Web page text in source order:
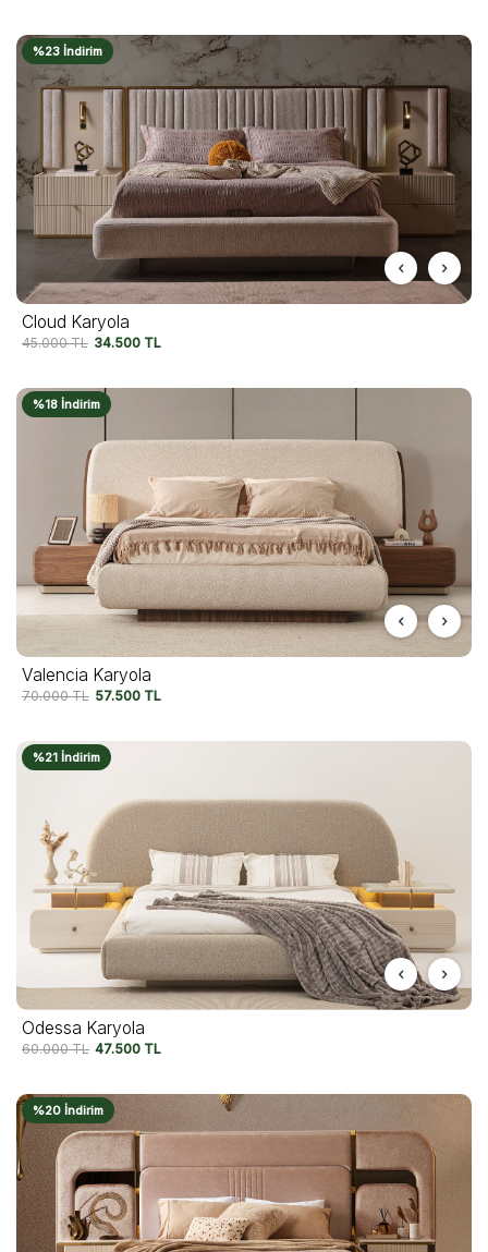
%23 İndirim
Cloud Karyola
45.000TL 34.500 TL
%18 İndirim
Valencia Karyola
70.000TL 57.500 TL
%21 İndirim
Odessa Karyola
60.000TL 47.500 TL
%20 İndirim